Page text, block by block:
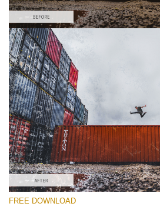
Free Photoshop Overlay #4
Small 800*533px
Dirty Grunge
(31 Overlays)
Large 6000*4000px
FREE DOWNLOAD